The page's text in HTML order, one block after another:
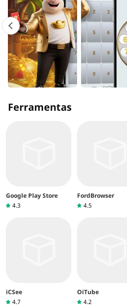
Ferramentas
Google Play Store
4.3
FordBrowser
4.5
iCSee
4.7
OiTube
4.2